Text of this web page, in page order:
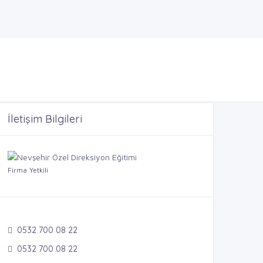
İletişim Bilgileri
Firma Yetkili
0532 700 08 22
0532 700 08 22